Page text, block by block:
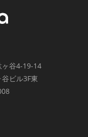
ヶ谷4-19-14
ビル3F東